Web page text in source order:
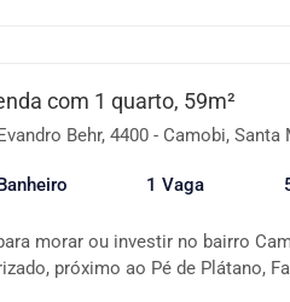
com 1 quarto, 59m²
Behr, 4400 - Camobi, Santa
1 Vaga
morar ou investir no bairro
próximo ao Pé de Plátano,